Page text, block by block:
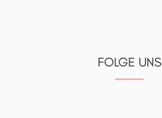
FOLGE UNS